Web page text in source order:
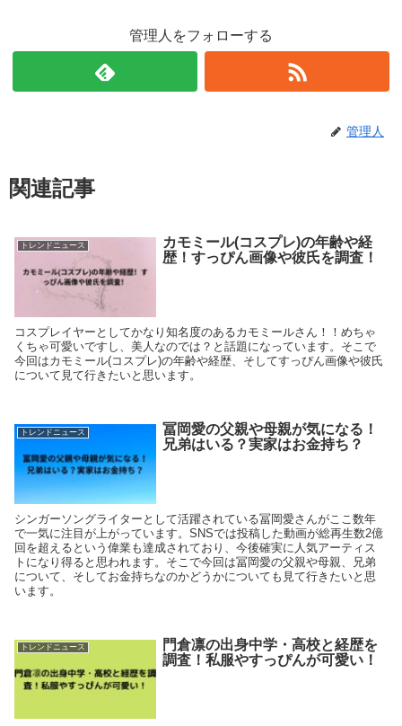
管理人をフォローする
管理人
関連記事
トレンドニュース
カモミール(コスプレ)の年齢や経
歴！すっぴん画像や彼氏を調査！
コスプレイヤーとしてかなり知名度のあるカモミールさん！！めちゃ
くちゃ可愛いですし、美人なのでは？と話題になっています。そこで
今回はカモミール(コスプレ)の年齢や経歴、そしてすっぴん画像や彼氏
について見て行きたいと思います。
トレンドニュース
冨岡愛の父親や母親が気になる！
兄弟はいる？実家はお金持ち？
シンガーソングライターとして活躍されている冨岡愛さんがここ数年
で一気に注目が上がっています。SNSでは投稿した動画が総再生数2億
回を超えるという偉業も達成されており、今後確実に人気アーティス
トになり得ると思われます。そこで今回は冨岡愛の父親や母親、兄弟
について、そしてお金持ちなのかどうかについても見て行きたいと思
います。
トレンドニュース
門倉凛の出身中学・高校と経歴を
調査！私服やすっぴんが可愛い！